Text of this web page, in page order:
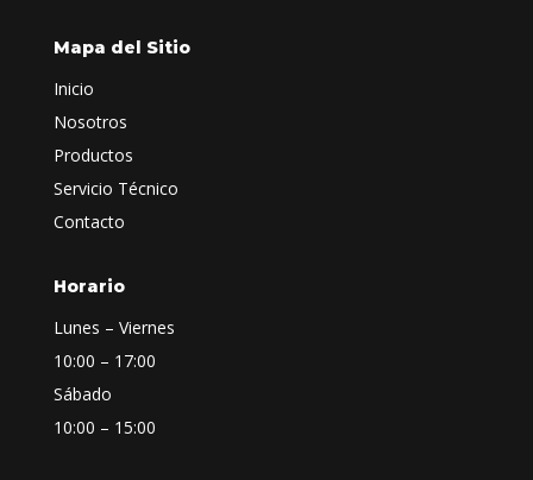
Mapa del Sitio
Inicio
Nosotros
Productos
Servicio Técnico
Contacto
Horario
Lunes – Viernes
10:00 – 17:00
Sábado
10:00 – 15:00